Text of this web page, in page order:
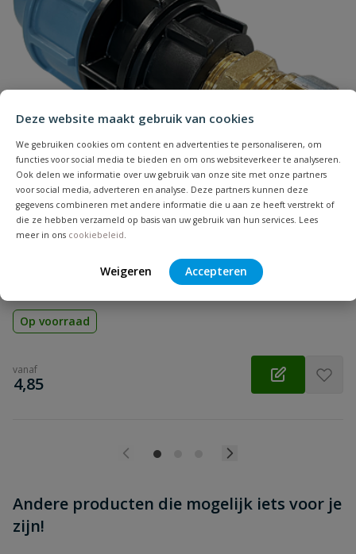
Deze website maakt gebruik van cookies
We gebruiken cookies om content en advertenties te personaliseren, om
functies voor social media te bieden en om ons websiteverkeer te analyseren.
Ook delen we informatie over uw gebruik van onze site met onze partners
voor social media, adverteren en analyse. Deze partners kunnen deze
gegevens combineren met andere informatie die u aan ze heeft verstrekt of
die ze hebben verzameld op basis van uw gebruik van hun services. Lees
meer in ons cookiebeleid
Weigeren Accepteren
Naam
Beoordeling
Beoordeling versturen
Geschikt voor het eenvoudig verbinden van een tyleenslang met
Op voorraad
vanaf
€
4,85
Andere producten die mogelijk iets voor je
zijn!